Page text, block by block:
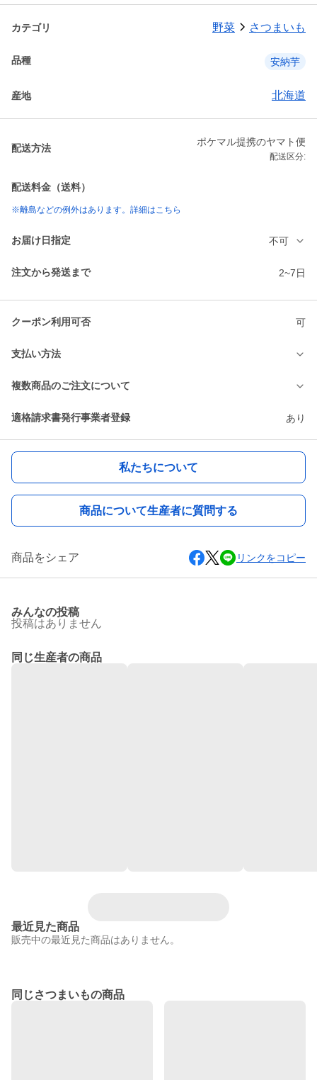
カテゴリ 野菜 さつまいも
品種 安納芋
産地 北海道
配送方法
ポケマル提携のヤマト便
配送区分:
配送料金（送料）
※離島などの例外はあります。詳細はこちら
お届け日指定 不可
注文から発送まで 2~7日
クーポン利用可否 可
支払い方法
複数商品のご注文について
適格請求書発行事業者登録 あり
私たちについて
商品について生産者に質問する
商品をシェア リンクをコピー
みんなの投稿
投稿はありません
同じ生産者の商品
最近見た商品
販売中の最近見た商品はありません。
同じさつまいもの商品